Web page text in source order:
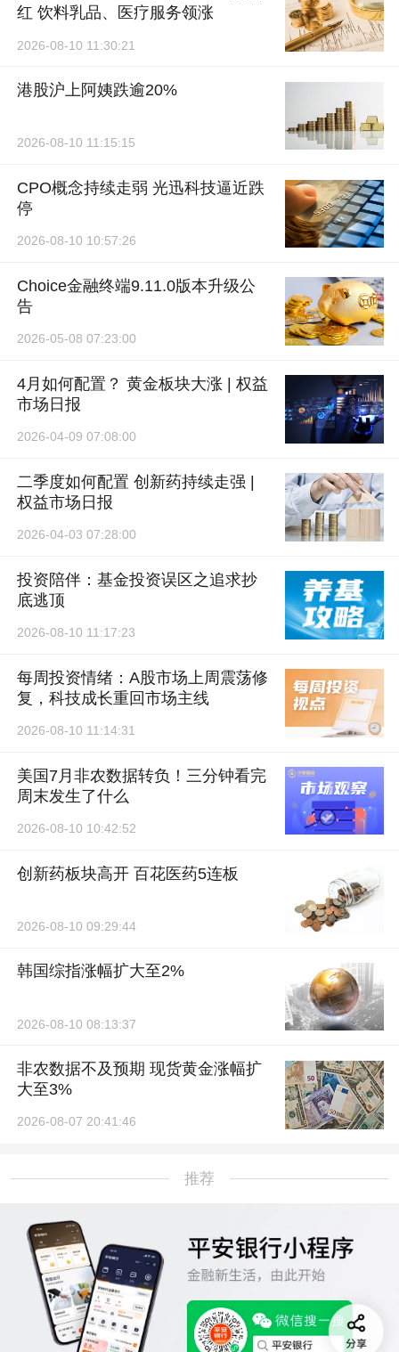
红 饮料乳品、医疗服务领涨
2026-08-10 11:30:21
港股沪上阿姨跌逾20%
2026-08-10 11:15:15
CPO概念持续走弱 光迅科技逼近跌
停
2026-08-10 10:57:26
Choice金融终端9.11.0版本升级公
告
2026-05-08 07:23:00
4月如何配置？ 黄金板块大涨 | 权益
市场日报
2026-04-09 07:08:00
二季度如何配置 创新药持续走强 |
权益市场日报
2026-04-03 07:28:00
投资陪伴：基金投资误区之追求抄
底逃顶
2026-08-10 11:17:23
每周投资情绪：A股市场上周震荡修
复，科技成长重回市场主线
2026-08-10 11:14:31
美国7月非农数据转负！三分钟看完
周末发生了什么
2026-08-10 10:42:52
创新药板块高开 百花医药5连板
2026-08-10 09:29:44
韩国综指涨幅扩大至2%
2026-08-10 08:13:37
非农数据不及预期 现货黄金涨幅扩
大至3%
2026-08-07 20:41:46
推荐